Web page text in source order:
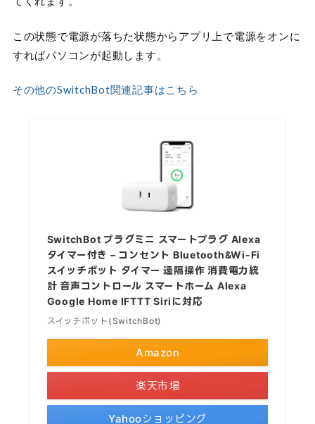
この状態で電源が落ちた状態からアプリ上で電源をオンに
すればパソコンが起動します。
その他のSwitchBot関連記事はこちら
SwitchBot プラグミニ スマートプラグ Alexa
タイマー付き – コンセント Bluetooth&Wi-Fi
スイッチボット タイマー 遠隔操作 消費電力統
計 音声コントロール スマートホーム Alexa
Google Home IFTTT Siriに対応
スイッチボット(SwitchBot)
Amazon
楽天市場
Yahooショッピング